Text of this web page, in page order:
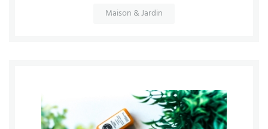
Maison & Jardin